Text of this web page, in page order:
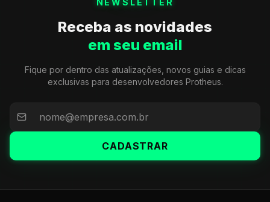
NEWSLETTER
Receba as novidades
em seu email
Fique por dentro das atualizações, novos guias e dicas
exclusivas para desenvolvedores Protheus.
CADASTRAR